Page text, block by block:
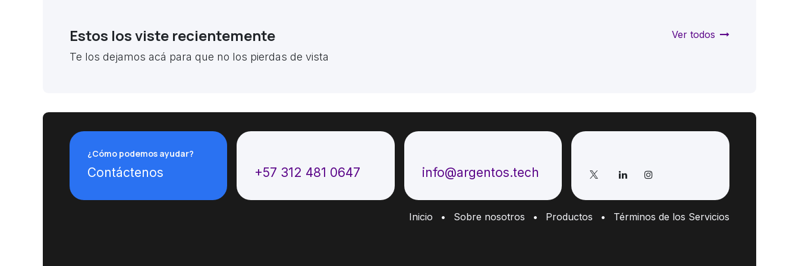
Estos los viste recientemente
Te los dejamos acá para que no los pierdas de vista
Ver todos
¿Cómo podemos ayudar?
Contáctenos +57 312 481 0647 info@argentos.tech
Inicio • Sobre nosotros • Productos • Términos de los Servicios